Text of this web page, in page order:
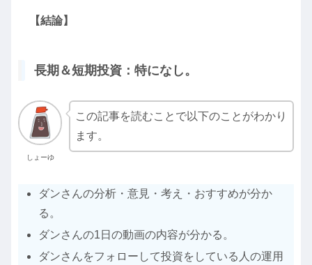
【結論】
長期＆短期投資：特になし。
しょーゆ
この記事を読むことで以下のことがわかり
ます。
ダンさんの分析・意見・考え・おすすめが分か
る。
ダンさんの1日の動画の内容が分かる。
ダンさんをフォローして投資をしている人の運用